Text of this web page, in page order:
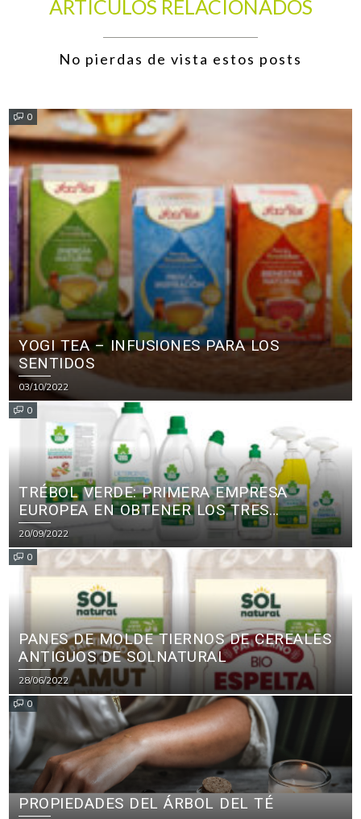
ARTÍCULOS RELACIONADOS
No pierdas de vista estos posts
0
YOGI TEA – INFUSIONES PARA LOS
SENTIDOS
03/10/2022
0
TRÉBOL VERDE: PRIMERA EMPRESA
EUROPEA EN OBTENER LOS TRES
PRINCIPALES CERTIFICADOS ECOLÓGICOS
PARA PRODUCTOS DE LIMPIEZA
20/09/2022
0
PANES DE MOLDE TIERNOS DE CEREALES
ANTIGUOS DE SOLNATURAL
28/06/2022
0
PROPIEDADES DEL ÁRBOL DEL TÉ